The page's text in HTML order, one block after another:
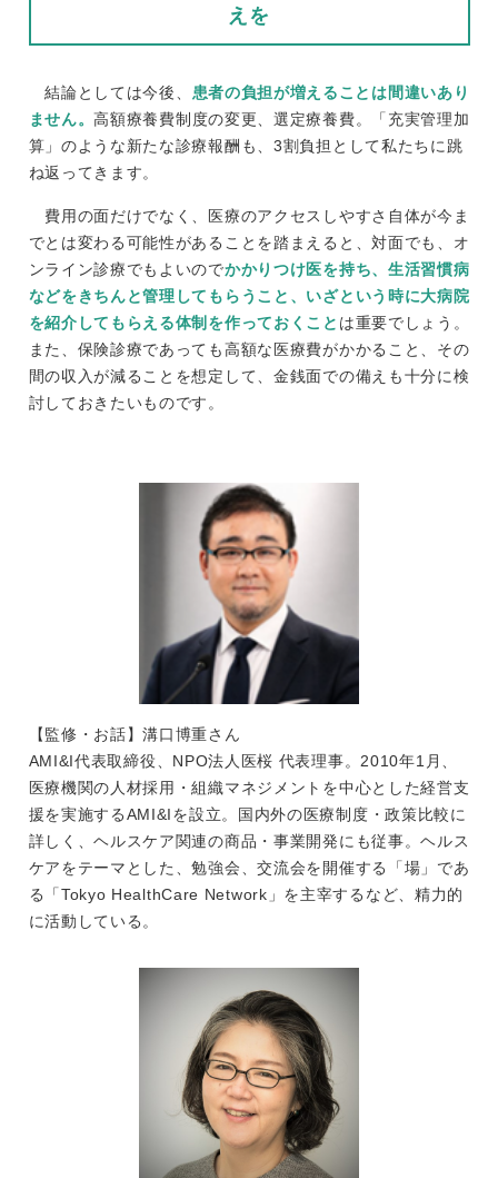
えを
結論としては今後、 患者の負担が増えることは間違いあり
ません。高額療養費制度の変更、選定療養費。「充実管理加
算」のような新たな診療報酬も、3割負担として私たちに跳
ね返ってきます。
費用の面だけでなく、医療のアクセスしやすさ自体が今ま
でとは変わる可能性があることを踏まえると、対面でも、オ
ンライン診療でもよいのでかかりつけ医を持ち、生活習慣病
などをきちんと管理してもらうこと、いざという時に大病院
を紹介してもらえる体制を作っておくこと は重要でしょう。
また、保険診療であっても高額な医療費がかかること、その
間の収入が減ることを想定して、金銭面での備えも十分に検
討しておきたいものです。
【監修・お話】溝口博重さん
AMI&I代表取締役、NPO法人医桜 代表理事。2010年1月、
医療機関の人材採用・組織マネジメントを中心とした経営支
援を実施するAMI&Iを設立。国内外の医療制度・政策比較に
詳しく、ヘルスケア関連の商品・事業開発にも従事。ヘルス
ケアをテーマとした、勉強会、交流会を開催する「場」であ
る「Tokyo HealthCare Network」を主宰するなど、精力的
に活動している。